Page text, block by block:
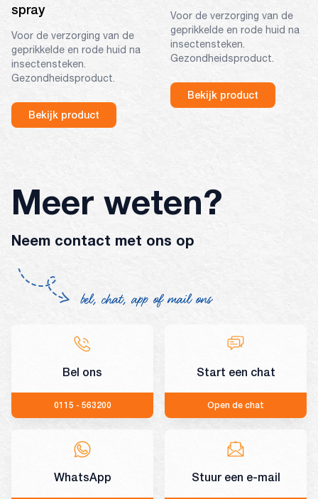
spray
Voor de verzorging van de
geprikkelde en rode huid na
insectensteken.
Gezondheidsproduct.
Bekijk product
Voor de verzorging van de
geprikkelde en rode huid na
insectensteken.
Gezondheidsproduct.
Bekijk product
Meer weten?
Neem contact met ons op
bel, chat, app of mail ons
Bel ons
0115 - 563200
Start een chat
Open de chat
WhatsApp Stuur een e-mail